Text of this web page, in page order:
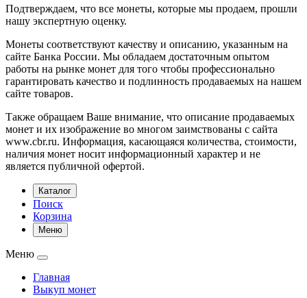
Подтверждаем, что все монеты, которые мы продаем, прошли
нашу экспертную оценку.
Монеты соответствуют качеству и описанию, указанным на
сайте Банка России. Мы обладаем достаточным опытом
работы на рынке монет для того чтобы профессионально
гарантировать качество и подлинность продаваемых на нашем
сайте товаров.
Также обращаем Ваше внимание, что описание продаваемых
монет и их изображение во многом заимствованы с сайта
www.cbr.ru. Информация, касающаяся количества, стоимости,
наличия монет носит информационный характер и не
является публичной офертой.
Каталог
Поиск
Корзина
Меню
Меню
Главная
Выкуп монет